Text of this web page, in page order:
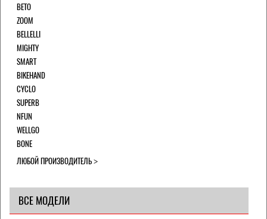
BETO
ZOOM
BELLELLI
MIGHTY
SMART
BIKEHAND
CYCLO
SUPERB
NFUN
WELLGO
BONE
ЛЮБОЙ ПРОИЗВОДИТЕЛЬ
ВСЕ МОДЕЛИ